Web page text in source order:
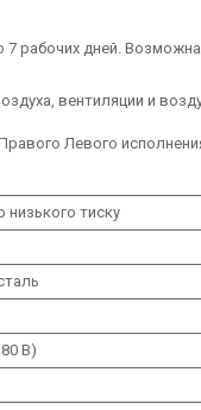
рабочих дней.
вентиляции и
Левого
низького тиску
В)